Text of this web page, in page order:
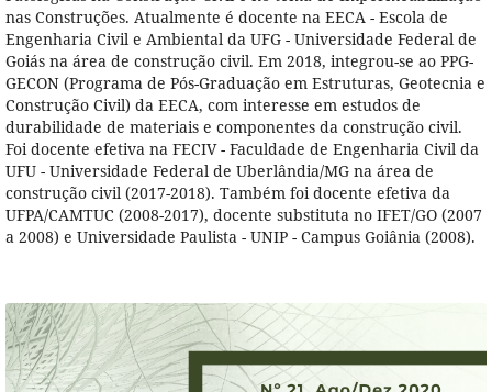
nas Construções. Atualmente é docente na EECA - Escola de
Engenharia Civil e Ambiental da UFG - Universidade Federal de
Goiás na área de construção civil. Em 2018, integrou-se ao PPG-
GECON (Programa de Pós-Graduação em Estruturas, Geotecnia e
Construção Civil) da EECA, com interesse em estudos de
durabilidade de materiais e componentes da construção civil.
Foi docente efetiva na FECIV - Faculdade de Engenharia Civil da
UFU - Universidade Federal de Uberlândia/MG na área de
construção civil (2017-2018). Também foi docente efetiva da
UFPA/CAMTUC (2008-2017), docente substituta no IFET/GO (2007
a 2008) e Universidade Paulista - UNIP - Campus Goiânia (2008).